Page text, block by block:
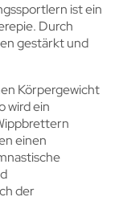
ist ein
Durch
gestärkt und
Körpergewicht
wird ein
einen
der